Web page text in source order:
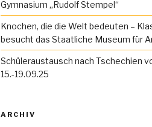
Gymnasium „Rudolf Stempel“
Knochen, die die Welt bedeuten –
besucht das Staatliche Museum für
Schüleraustausch nach Tschechien
15.-19.09.25
ARCHIV